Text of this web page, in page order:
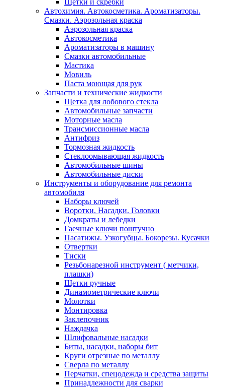
Щетки и скребки
Автохимия. Автокосметика. Ароматизаторы.
Смазки. Аэрозольная краска
Аэрозольная краска
Автокосметика
Ароматизаторы в машину
Смазки автомобильные
Мастика
Мовиль
Паста моющая для рук
Запчасти и технические жидкости
Щетка для лобового стекла
Автомобильные запчасти
Моторные масла
Трансмиссионные масла
Антифриз
Тормозная жидкость
Стеклоомывающая жидкость
Автомобильные шины
Автомобильные диски
Инструменты и оборудование для ремонта
автомобиля
Наборы ключей
Воротки. Насадки. Головки
Домкраты и лебедки
Гаечные ключи поштучно
Пасатижы. Узкогубцы. Бокорезы. Кусачки
Отвертки
Тиски
Резьбонарезной инструмент ( метчики,
плашки)
Щетки ручные
Динамометрические ключи
Молотки
Монтировка
Заклепочник
Наждачка
Шлифовальные насадки
Биты, насадки, наборы бит
Круги отрезные по металлу
Сверла по металлу
Перчатки, спецодежда и средства защиты
Принадлежности для сварки